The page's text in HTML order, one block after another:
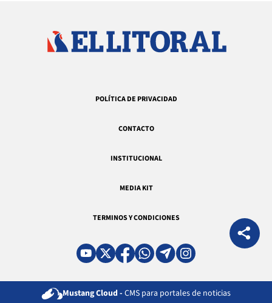
POLÍTICA DE PRIVACIDAD
CONTACTO
INSTITUCIONAL
MEDIA KIT
TERMINOS Y CONDICIONES
Mustang Cloud - CMS para portales de noticias